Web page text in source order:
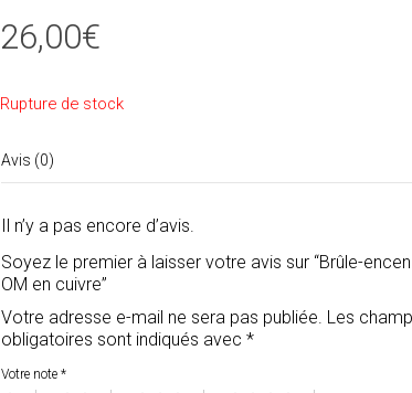
26,00€
Rupture de stock
Avis (0)
Il n’y a pas encore d’avis.
Soyez le premier à laisser votre avis sur “Brûle-
OM en cuivre”
Votre adresse e-mail ne sera pas publiée. Les
obligatoires sont indiqués avec *
Votre note *